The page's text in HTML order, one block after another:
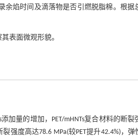
余焰时间及滴落物是否引燃脱脂棉。根
表面微观形貌。
加量的增加，PET/mHNTs复合材料的断
度高达78.6 MPa(较PET提升42.4%)，弹